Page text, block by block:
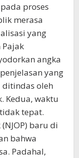
proses
merasa
yang
angka
yang
ditindas oleh
Kedua, waktu
tepat.
baru di
bahwa
Padahal,